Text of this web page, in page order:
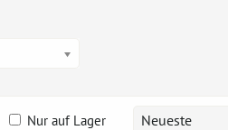
Neueste
Nur auf Lager